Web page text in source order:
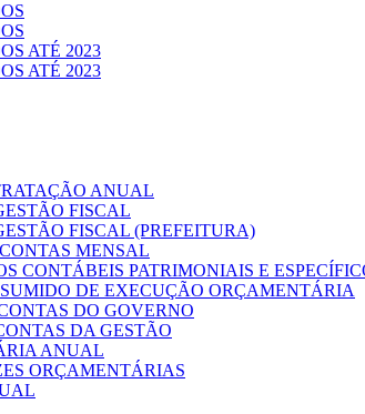
ATÉ 2023
ATÉ 2023
ANUAL
FISCAL
FISCAL (PREFEITURA)
MENSAL
CONTÁBEIS PATRIMONIAIS E
DE EXECUÇÃO ORÇAMENTÁRIA
DO GOVERNO
DA GESTÃO
ANUAL
ORÇAMENTÁRIAS